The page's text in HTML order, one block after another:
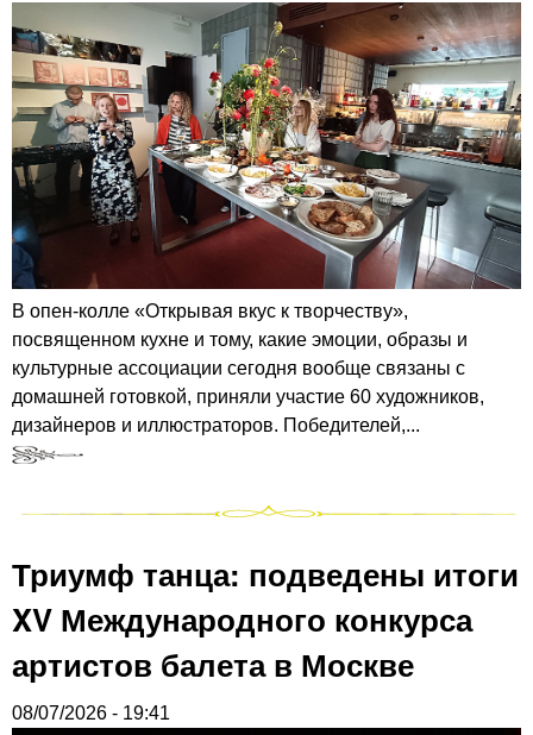
В опен-колле «Открывая вкус к творчеству»,
посвященном кухне и тому, какие эмоции, образы и
культурные ассоциации сегодня вообще связаны с
домашней готовкой, приняли участие 60 художников,
дизайнеров и иллюстраторов. Победителей,...
Триумф танца: подведены итоги
XV Международного конкурса
артистов балета в Москве
08/07/2026 - 19:41